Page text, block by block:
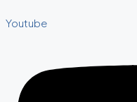
Youtube